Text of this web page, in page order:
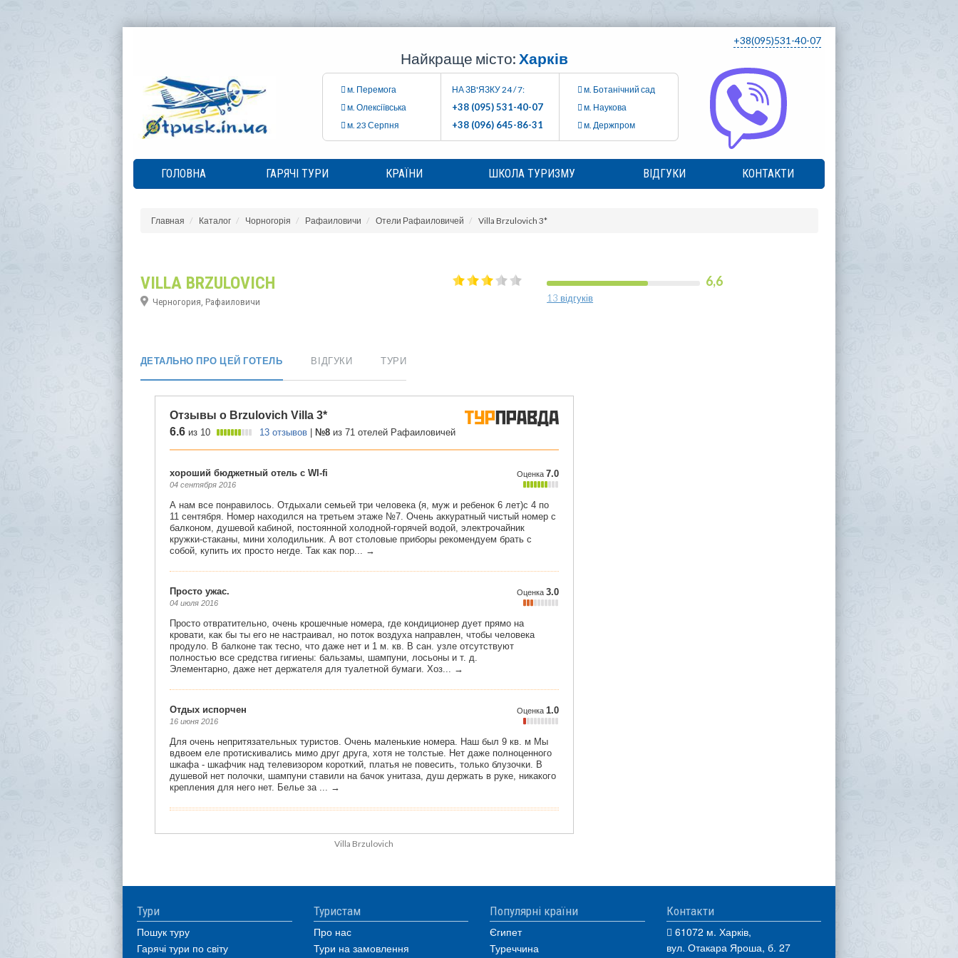
+38(095)531-40-07
Найкраще місто: Харків
м. Перемога
м. Олексіївська
м. 23 Серпня
НА ЗВ'ЯЗКУ 24 / 7:
+38 (095) 531-40-07
+38 (096) 645-86-31
м. Ботанічний сад
м. Наукова
м. Держпром
ГОЛОВНА ГАРЯЧІ ТУРИ КРАЇНИ ШКОЛА ТУРИЗМУ ВІДГУКИ КОНТАКТИ
Главная Каталог Чорногорія Рафаиловичи Отели Рафаиловичей Villa Brzulovich 3*
VILLA BRZULOVICH
Черногория, Рафаиловичи
6,6
13 відгуків
ДЕТАЛЬНО ПРО ЦЕЙ ГОТЕЛЬ ВІДГУКИ ТУРИ
Villa Brzulovich
Тури
Пошук туру
Гарячі тури по світу
Туристам
Про нас
Тури на замовлення
Популярні країни
Єгипет
Туреччина
Контакти
61072 м. Харків,
вул. Отакара Яроша, б. 27